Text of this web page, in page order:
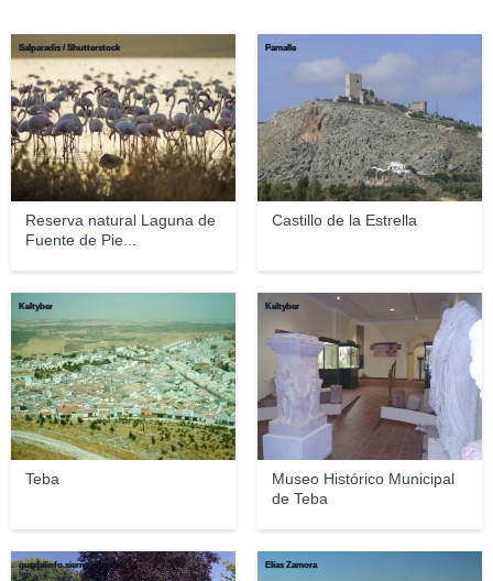
Reserva natural Laguna de
Fuente de Pie...
Salparadis / Shutterstock
Castillo de la Estrella
Pamalle
Teba
Keltyber
Museo Histórico Municipal
de Teba
Keltyber
guadalinfo.sierradeyeguas Elías Zamora